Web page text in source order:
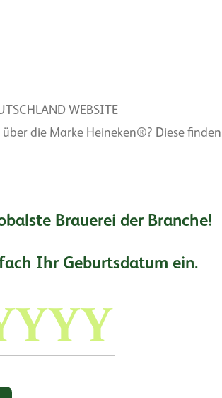
WEBSITE
die Marke Heineken®? Diese finden
Brauerei der Branche!
Ihr Geburtsdatum ein.